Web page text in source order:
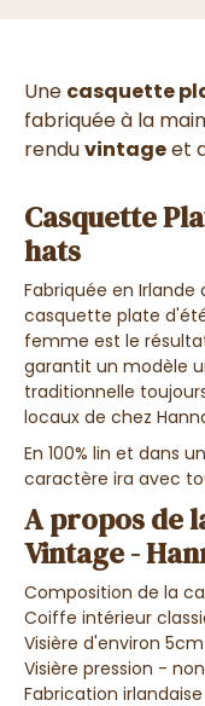
Une casquette
fabriquée à la
renduvintageet
Casquette
hats
Fabriquée en Irlande
casquette plate
femme est le
garantit un modèle
traditionnelle
locaux de chez
En 100% lin et dans
caractère ira avec
A propos de
Vintage -
Composition de la
Coiffe intérieur
Visière d'environ 5cm
Visière pression -
Fabrication irlandaise